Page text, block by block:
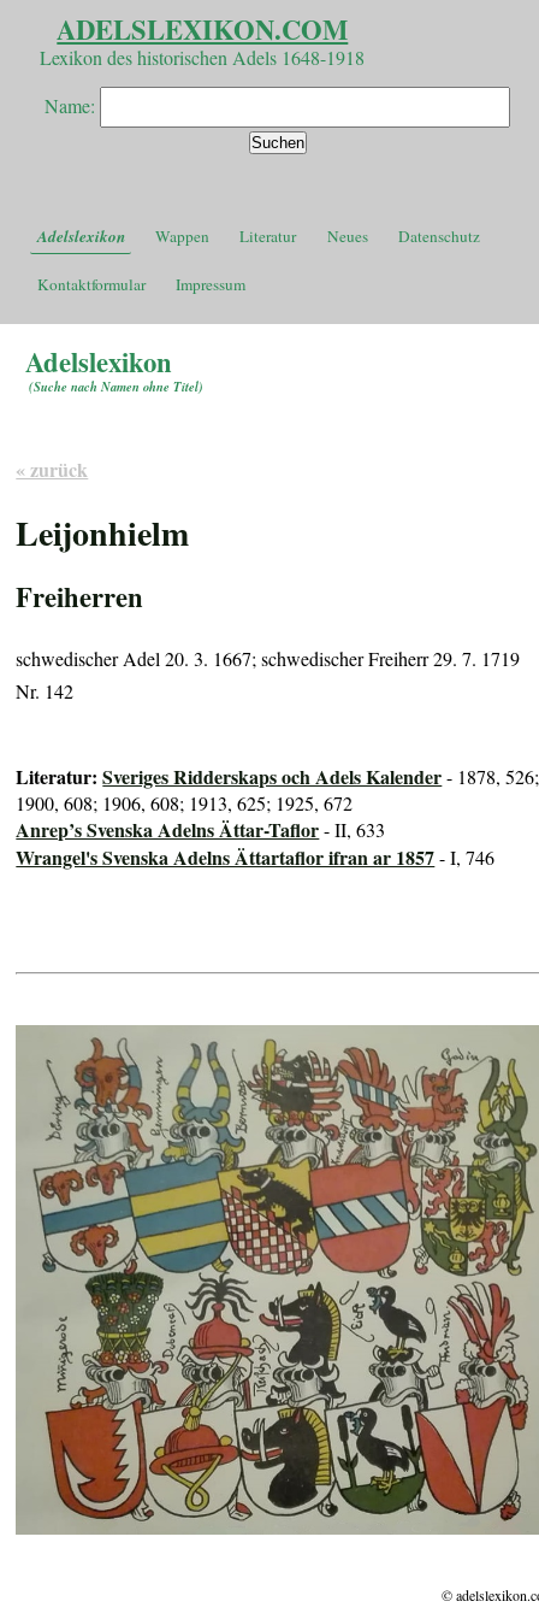
ADELSLEXIKON.COM
Lexikon des historischen Adels 1648-1918
Name:
Adelslexikon Wappen Literatur Neues Datenschutz
Kontaktformular Impressum
Adelslexikon
(Suche nach Namen ohne Titel)
« zurück
Leijonhielm
Freiherren
schwedischer Adel 20. 3. 1667; schwedischer Freiherr 29. 7. 1719
Nr. 142
Literatur:Sveriges Ridderskaps och Adels Kalender- 1878, 526;
1900, 608; 1906, 608; 1913, 625; 1925, 672
Anrep’s Svenska Adelns Ättar-Taflor- II, 633
Wrangel's Svenska Adelns Ättartaflor ifran ar 1857- I, 746
©